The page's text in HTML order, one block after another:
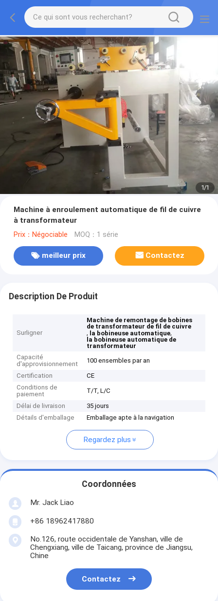
1/1
Machine à enroulement automatique de fil de cuivre
à transformateur
Prix：Négociable MOQ：1 série
meilleur prix Contactez
Description De Produit
Surligner
Machine de remontage de bobines
de transformateur de fil de cuivre
, la bobineuse automatique,
la bobineuse automatique de
transformateur
Capacité
d'approvisionnement
100 ensembles par an
Certification
CE
Conditions de
paiement
T/T, L/C
Délai de livraison
35 jours
Détails d'emballage
Emballage apte à la navigation
Regardez plus
Coordonnées
Mr. Jack Liao
+86 18962417880
No.126, route occidentale de Yanshan, ville de
Chengxiang, ville de Taicang, province de Jiangsu,
Chine
Contactez